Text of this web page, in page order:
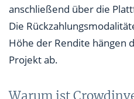
anschließend über die
Die
Höhe der Rendite hängen
Projekt ab.